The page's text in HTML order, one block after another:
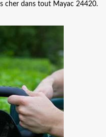
cher dans tout Mayac 24420.